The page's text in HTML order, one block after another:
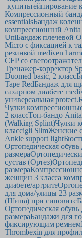
купитьтейпирование
Компрессионный
essentialsБандаж
компрессионный Anita
UniБандаж плечевой
Micro с фиксацией к
резинкой mediven
CEP со
Тренажер-корректор
Duomed basic, 2 класс
Tape RedБандаж для
сахарном диабете
универсальная
Чулки
2 классТоп-бандо
(Walking Splint)Чулки
классigli SlimЖенские
Ankle support light
Ортопедическая обувь
размера
сустав (Ортез)
размера
женщин 3 класса
диабете/артрите
для дома/улицы 23
(Шина) при синовите
Ортопедическая обувь
размераБандажи для
фиксирующим ремнем
Thrombexin для